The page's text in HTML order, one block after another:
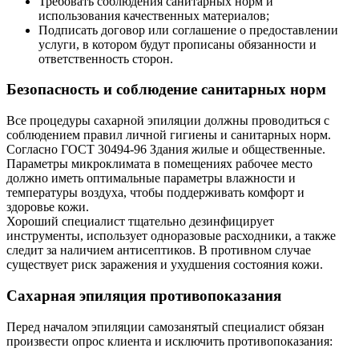
использования качественных материалов;
Подписать договор или соглашение о предоставлении
услуги, в котором будут прописаны обязанности и
ответственность сторон.
Безопасность и соблюдение санитарных норм
Все процедуры сахарной эпиляции должны проводиться с
соблюдением правил личной гигиены и санитарных норм.
Согласно ГОСТ 30494-96 Здания жилые и общественные.
Параметры микроклимата в помещениях рабочее место
должно иметь оптимальные параметры влажности и
температуры воздуха, чтобы поддерживать комфорт и
здоровье кожи.
Хороший специалист тщательно дезинфицирует
инструменты, использует одноразовые расходники, а также
следит за наличием антисептиков. В противном случае
существует риск заражения и ухудшения состояния кожи.
Сахарная эпиляция противопоказания
Перед началом эпиляции самозанятый специалист обязан
произвести опрос клиента и исключить противопоказания: